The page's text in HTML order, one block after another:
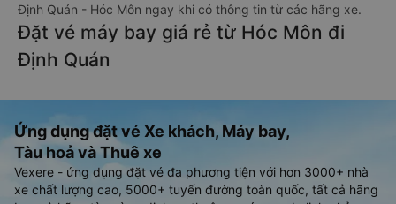
Định Quán - Hóc Môn ngay khi có thông tin từ các hãng xe.
Đặt vé máy bay giá rẻ từ Hóc Môn đi
Định Quán
Ứng dụng đặt vé Xe khách, Máy bay,
Tàu hoả và Thuê xe
Vexere - ứng dụng đặt vé đa phương tiện với hơn 3000+ nhà
xe chất lượng cao, 5000+ tuyến đường toàn quốc, tất cả hãng